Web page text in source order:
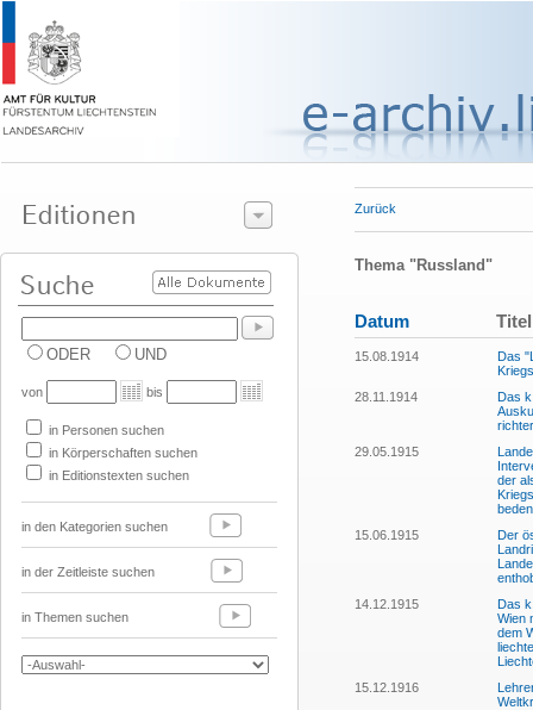
ODER UND
von bis
in Personen suchen
in Körperschaften suchen
in Editionstexten suchen
in den Kategorien suchen
in der Zeitleiste suchen
in Themen suchen
Zurück
Thema "Russland"
Datum Titel
15.08.1914
Das
28.11.1914
Das
29.05.1915
der
15.06.1915
Der
14.12.1915
Das
Wien
dem
15.12.1916